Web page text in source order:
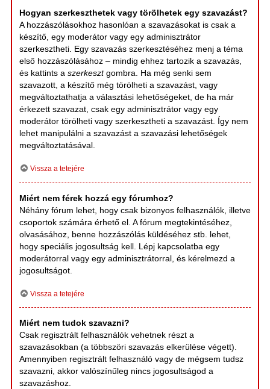
Hogyan szerkeszthetek vagy törölhetek egy szavazást?
A hozzászólásokhoz hasonlóan a szavazásokat is csak a
készítő, egy moderátor vagy egy adminisztrátor
szerkesztheti. Egy szavazás szerkesztéséhez menj a téma
első hozzászólásához – mindig ehhez tartozik a szavazás,
és kattints a szerkesztgombra. Ha még senki sem
szavazott, a készítő még törölheti a szavazást, vagy
megváltoztathatja a választási lehetőségeket, de ha már
érkezett szavazat, csak egy adminisztrátor vagy egy
moderátor törölheti vagy szerkesztheti a szavazást. Így nem
lehet manipulálni a szavazást a szavazási lehetőségek
megváltoztatásával.
Vissza a tetejére
Miért nem férek hozzá egy fórumhoz?
Néhány fórum lehet, hogy csak bizonyos felhasználók, illetve
csoportok számára érhető el. A fórum megtekintéséhez,
olvasásához, benne hozzászólás küldéséhez stb. lehet,
hogy speciális jogosultság kell. Lépj kapcsolatba egy
moderátorral vagy egy adminisztrátorral, és kérelmezd a
jogosultságot.
Vissza a tetejére
Miért nem tudok szavazni?
Csak regisztrált felhasználók vehetnek részt a
szavazásokban (a többszöri szavazás elkerülése végett).
Amennyiben regisztrált felhasználó vagy de mégsem tudsz
szavazni, akkor valószínűleg nincs jogosultságod a
szavazáshoz.